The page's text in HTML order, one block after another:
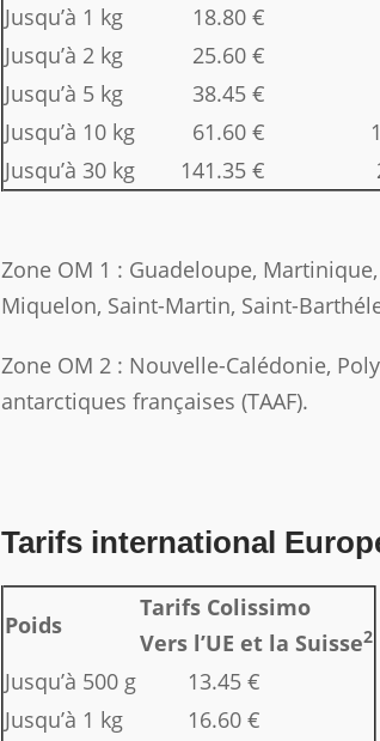
Jusqu’à 1 kg
18.80 €
Jusqu’à 2 kg
25.60 €
Jusqu’à 5 kg
38.45 €
Jusqu’à 10 kg
61.60 €
Jusqu’à 30 kg
141.35 €
Zone OM 1 : Guadeloupe,
Miquelon, Saint-Martin, Saint-
Zone OM 2 : Nouvelle-Calédonie,
antarctiques françaises (TAAF).
Tarifs international
Poids
Tarifs Colissimo
Vers l’UE et la Suisse2
Jusqu’à 500 g
13.45 €
Jusqu’à 1 kg
16.60 €